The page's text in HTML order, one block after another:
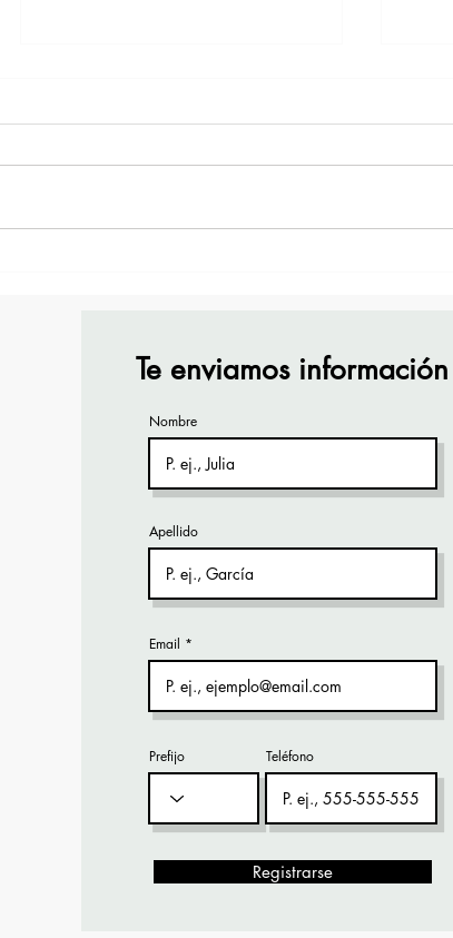
Te enviamos información
Nombre
Apellido
Email
Prefijo Teléfono
Registrarse